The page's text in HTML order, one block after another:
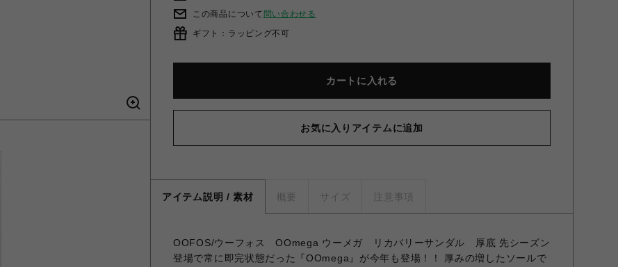
この商品について 問い合わせる
ギフト：ラッピング不可
カートに入れる
お気に入りアイテムに追加
アイテム説明 / 素材 概要 サイズ 注意事項
OOFOS/ウーフォス OOmega ウーメガ リカバリーサンダル 厚底 先シーズン
登場で常に即完状態だった『OOmega』が今年も登場！！ 厚みの増したソールで